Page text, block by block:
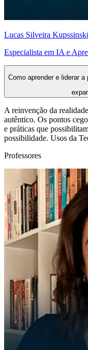
Lucas Silveira
Especialista em IA e
Como aprender e liderar
A reinvenção da
autêntico. Os pontos
e práticas que
possibilidade. Usos da
Professores